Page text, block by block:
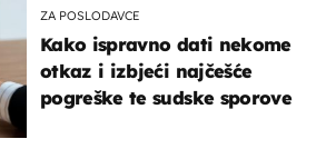
ZA POSLODAVCE
Kako ispravno dati nekome
otkaz i izbjeći najčešće
pogreške te sudske sporove